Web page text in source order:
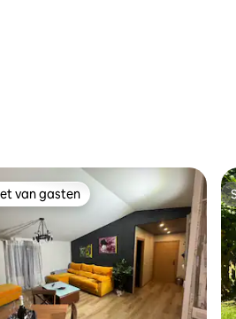
van 4,95 uit 5, 41 recensies
van gasten
van gasten